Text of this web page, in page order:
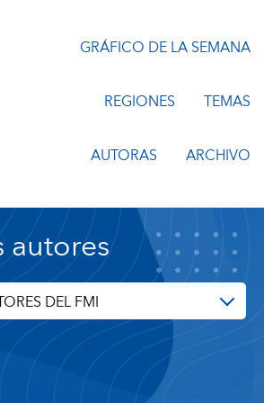
GRÁFICO DE LA SEMANA
REGIONES TEMAS
AUTORAS ARCHIVO
autores
DEL FMI